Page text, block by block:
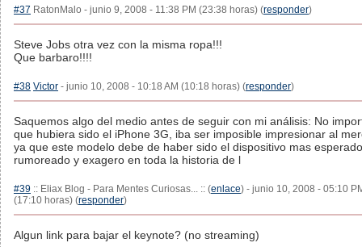
#37 RatonMalo - junio 9, 2008 - 11:38 PM (23:38 horas) (responder)
Steve Jobs otra vez con la misma ropa!!!
Que barbaro!!!!
#38 Victor - junio 10, 2008 - 10:18 AM (10:18 horas) (responder)
Saquemos algo del medio antes de seguir con mi análisis: No
que hubiera sido el iPhone 3G, iba ser imposible impresionar al
ya que este modelo debe de haber sido el dispositivo mas
rumoreado y exagero en toda la historia de l
#39 :: Eliax Blog - Para Mentes Curiosas... :: (enlace) - junio 10, 2008 - 05:10
(17:10 horas) (responder)
Algun link para bajar el keynote? (no streaming)